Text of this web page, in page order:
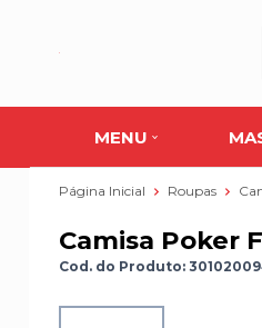
MENU
Página Inicial Roupas
Camisa Poker
Cod. do Produto: